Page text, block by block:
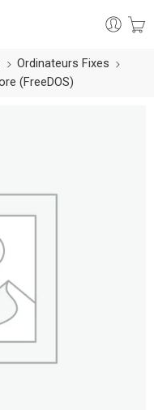
Ordinateurs Fixes
(FreeDOS)